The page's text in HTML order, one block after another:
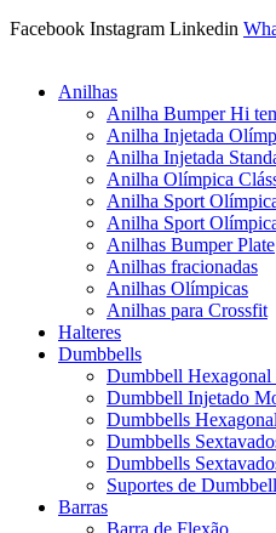
Facebook Instagram Linkedin
Anilhas
Anilha Bumper Hi
Anilha Injetada
Anilha Injetada
Anilha Olímpica
Anilha Sport
Anilha Sport
Anilhas Bumper Plate
Anilhas fracionadas
Anilhas Olímpicas
Anilhas para Crossfit
Halteres
Dumbbells
Dumbbell Hexagonal
Dumbbell Injetado
Dumbbells
Dumbbells
Dumbbells
Suportes de
Barras